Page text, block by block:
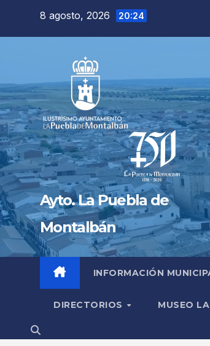
8 agosto, 2026 20:24
Ayto. La Puebla de
Montalbán
INFORMACIÓN
DIRECTORIOS MUSEO